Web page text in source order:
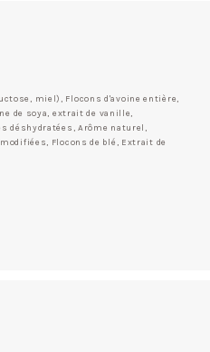
miel), Flocons d'avoine entière,
de soya, extrait de vanille,
déshydratées, Arôme naturel,
Flocons de blé, Extrait de